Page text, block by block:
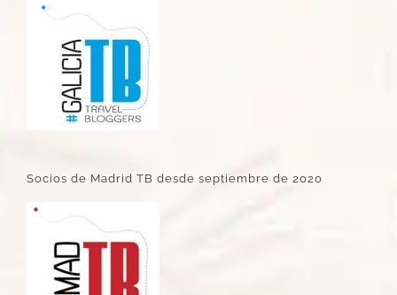
Socios de Madrid TB desde septiembre de 2020